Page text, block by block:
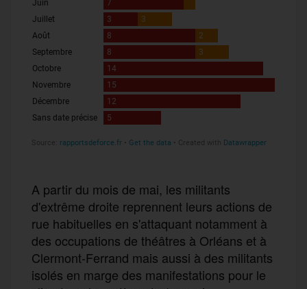
A partir du mois de mai, les militants
d'extrême droite reprennent leurs actions de
rue habituelles en s'attaquant notamment à
des occupations de théâtres à Orléans et à
Clermont-Ferrand mais aussi à des militants
isolés en marge des manifestations pour le